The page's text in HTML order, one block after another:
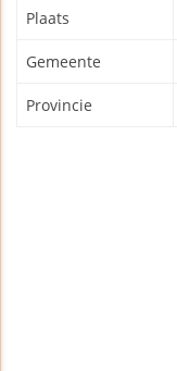
Plaats
Gemeente
Provincie